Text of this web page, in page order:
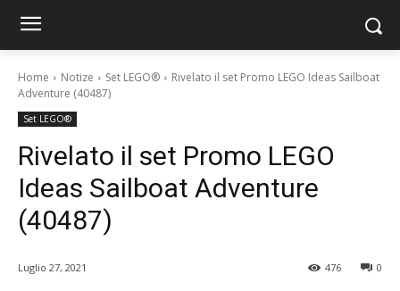
Home Notize Set LEGO®
Rivelato il set Promo LEGO Ideas Sailboat
Adventure (40487)
Set LEGO®
Rivelato il set Promo LEGO
Ideas Sailboat Adventure
(40487)
Luglio 27, 2021 0
476